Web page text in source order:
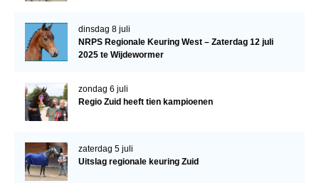
dinsdag 8 juli
NRPS Regionale Keuring West – Zaterdag 12 juli
2025 te Wijdewormer
zondag 6 juli
Regio Zuid heeft tien kampioenen
zaterdag 5 juli
Uitslag regionale keuring Zuid